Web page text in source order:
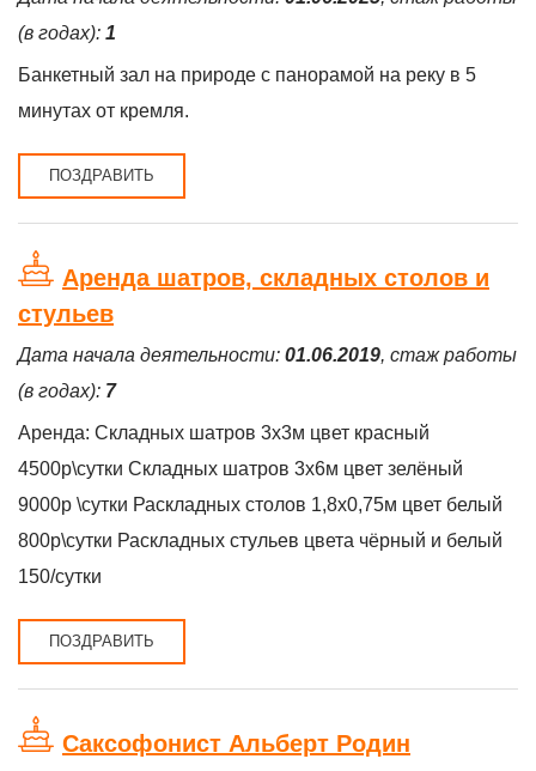
(в годах): 1
Банкетный зал на природе с панорамой на реку в 5
минутах от кремля.
ПОЗДРАВИТЬ
Аренда шатров, складных столов и
стульев
Дата начала деятельности: 01.06.2019, стаж работы
(в годах): 7
Аренда: Складных шатров 3х3м цвет красный
4500р\сутки Складных шатров 3х6м цвет зелёный
9000р \сутки Раскладных столов 1,8х0,75м цвет белый
800р\сутки Раскладных стульев цвета чёрный и белый
150/сутки
ПОЗДРАВИТЬ
Саксофонист Альберт Родин